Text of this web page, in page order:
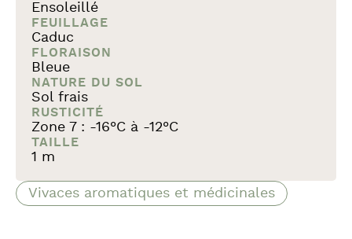
Ensoleillé
FEUILLAGE
Caduc
FLORAISON
Bleue
NATURE DU SOL
Sol frais
RUSTICITÉ
Zone 7 : -16°C à -12°C
TAILLE
1 m
Vivaces aromatiques et médicinales